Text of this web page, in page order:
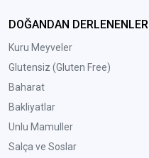
DOĞANDAN DERLENENLER
Kuru Meyveler
Glutensiz (Gluten Free)
Baharat
Bakliyatlar
Unlu Mamuller
Salça ve Soslar